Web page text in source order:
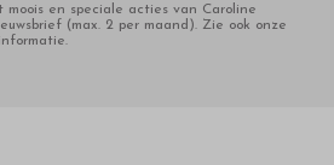
en speciale acties van Caroline
(max. 2 per maand). Zie ook onze